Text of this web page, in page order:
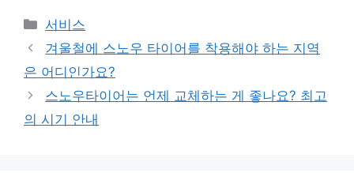
카
테
고
리
서비스
겨울철에 스노우 타이어를 착용해야 하는 지역
은 어디인가요?
스노우타이어는 언제 교체하는 게 좋나요? 최고
의 시기 안내